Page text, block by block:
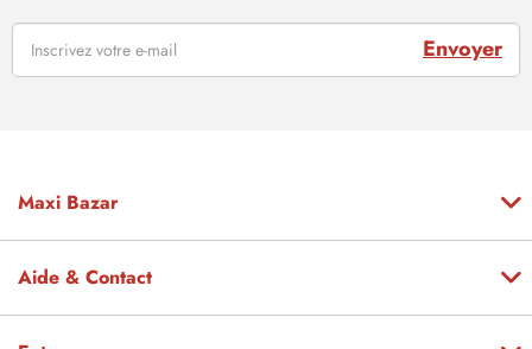
Envoyer
Maxi Bazar
Aide & Contact